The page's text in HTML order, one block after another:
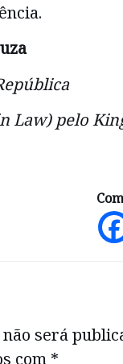
pelo
será
com *